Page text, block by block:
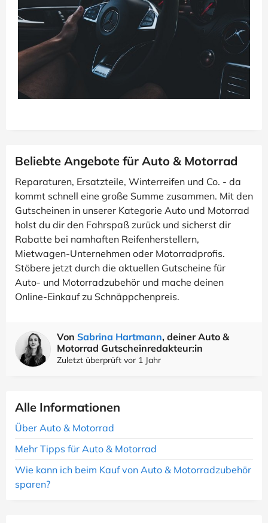
Beliebte Angebote für Auto & Motorrad
Reparaturen, Ersatzteile, Winterreifen und Co. - da
kommt schnell eine große Summe zusammen. Mit den
Gutscheinen in unserer Kategorie Auto und Motorrad
holst du dir den Fahrspaß zurück und sicherst dir
Rabatte bei namhaften Reifenherstellern,
Mietwagen-Unternehmen oder Motorradprofis.
Stöbere jetzt durch die aktuellen Gutscheine für
Auto- und Motorradzubehör und mache deinen
Online-Einkauf zu Schnäppchenpreis.
Von Sabrina Hartmann, deiner Auto &
Motorrad Gutscheinredakteur:in
Zuletzt überprüft vor 1 Jahr
Alle Informationen
Über Auto & Motorrad
Mehr Tipps für Auto & Motorrad
Wie kann ich beim Kauf von Auto & Motorradzubehör
sparen?